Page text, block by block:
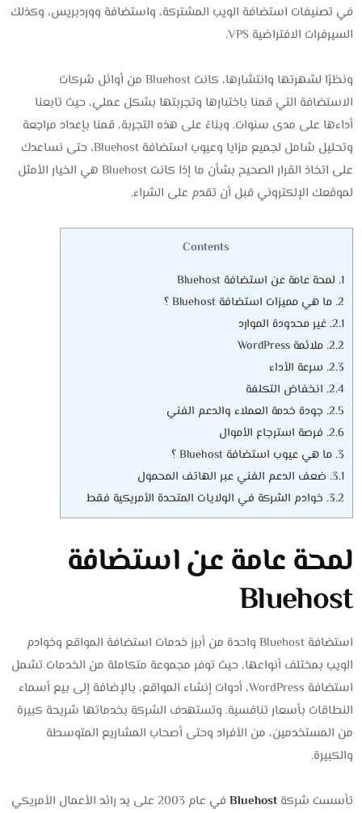
في تصنيفات استضافة الويب المشتركة، واستضافة ووردبريس، وكذلك
السيرفرات الافتراضية VPS.
ونظرًا لشهرتها وانتشارها، كانت Bluehost من أوائل شركات
الاستضافة التي قمنا باختبارها وتجربتها بشكل عملي، حيث تابعنا
أداءها على مدى سنوات. وبناءً على هذه التجربة، قمنا بإعداد مراجعة
وتحليل شامل لجميع مزايا وعيوب استضافة Bluehost، حتى نساعدك
على اتخاذ القرار الصحيح بشأن ما إذا كانت Bluehost هي الخيار الأمثل
لموقعك الإلكتروني قبل أن تقدم على الشراء.
Contents
1. لمحة عامة عن استضافة Bluehost
2. ما هي مميزات استضافة Bluehost ؟
2.1. غير محدودة الموارد
2.2. ملائمة WordPress
2.3. سرعة الأداء
2.4. انخفاض التكلفة
2.5. جودة خدمة العملاء والدعم الفني
2.6. فرصة استرجاع الأموال
3. ما هي عيوب استضافة Bluehost ؟
3.1. ضعف الدعم الفني عبر الهاتف المحمول
3.2. خوادم الشركة في الولايات المتحدة الأمريكية فقط
لمحة عامة عن استضافة
Bluehost
استضافة Bluehost واحدة من أبرز خدمات استضافة المواقع وخوادم
الويب بمختلف أنواعها، حيث توفر مجموعة متكاملة من الخدمات تشمل
استضافة WordPress، أدوات إنشاء المواقع، بالإضافة إلى بيع أسماء
النطاقات بأسعار تنافسية. وتستهدف الشركة بخدماتها شريحة كبيرة
من المستخدمين، من الأفراد وحتى أصحاب المشاريع المتوسطة
والكبيرة.
تأسست شركةBluehost
في عام 2003 على يد رائد الأعمال الأمريكي